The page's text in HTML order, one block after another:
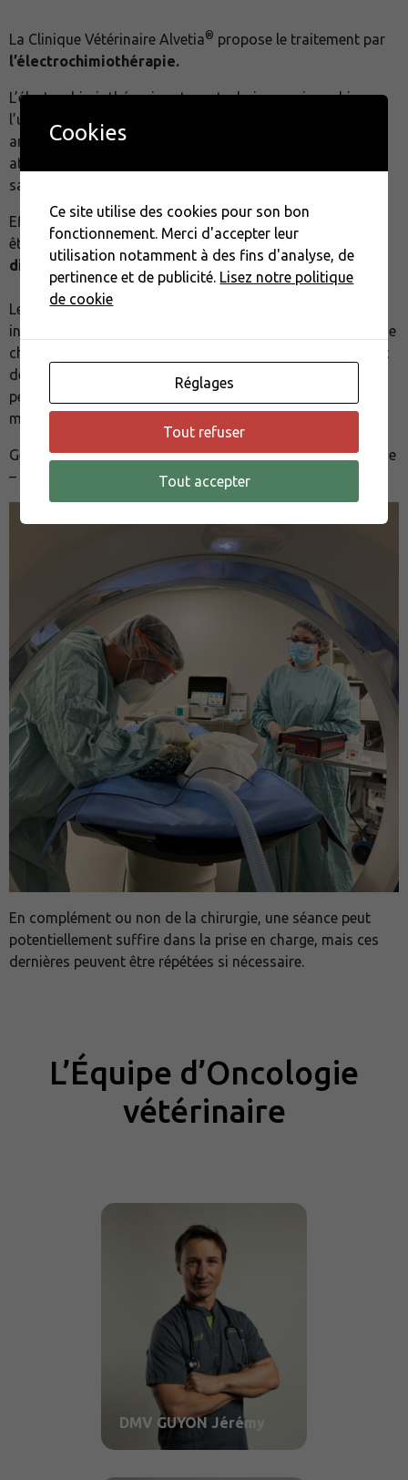
La Clinique Vétérinaire Alvetia® propose le traitement par
l’électrochimiothérapie.
L’électrochimiothérapie est une technique qui combine
l’utilisation d’
anticancéreuses afin de cibler spécifiquement les cellules
atteintes et minimiser le risque d’étendues sur les tissus
sains environnants.
Effectuée sous anesthésie, son utilisation peut à la fois
être
adjuvanteou en tant qu’approche thérapeutique
directe.
Le processus de l’électrochimiothérapie passe par une
injection intraveineuse ou intra-tumorale de la molécule de
chimiothérapie. Une sonde est alors appliquée localement
délivrant des impulsions électriques qui vont ainsi
permettre d’augmenter la pénétration intracellulaire des
molécules cytotoxiques.
Générateur d’électro chimiothérapie LEROY Biotechnologie
– ELECTROVvet
En complément ou non de la chirurgie, une séance peut
potentiellement suffire dans la prise en charge, mais ces
dernières peuvent être répétées si nécessaire.
L’Équipe d’Oncologie
vétérinaire
DMV GUYON Jérémy
Cookies
Ce site utilise des cookies pour son bon
fonctionnement. Merci d'accepter leur
utilisation notamment à des fins d'analyse, de
pertinence et de publicité. Lisez notre politique
de cookie
Réglages
Tout refuser
Tout accepter